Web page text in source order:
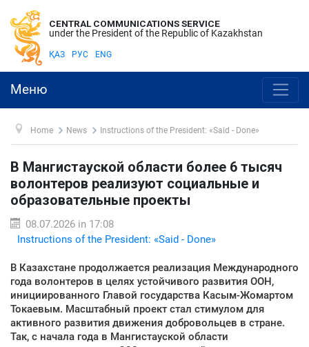
CENTRAL COMMUNICATIONS SERVICE
under the President of the Republic of Kazakhstan
ҚАЗ РУС ENG
Меню
Home News Instructions of the President: «Said - Done»
В Мангистауской области более 6 тысяч
волонтеров реализуют социальные и
образовательные проекты
08.07.2026 in 17:08
Instructions of the President: «Said - Done»
В Казахстане продолжается реализация Международного
года волонтеров в целях устойчивого развития ООН,
инициированного Главой государства Касым-Жомартом
Токаевым. Масштабный проект стал стимулом для
активного развития движения добровольцев в стране.
Так, с начала года в Мангистауской области